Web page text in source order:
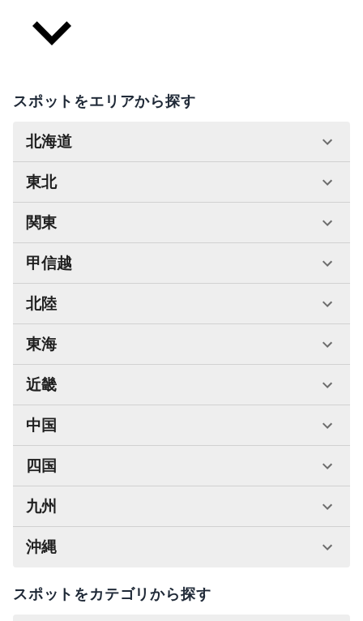
スポットをエリアから探す
北海道
東北
関東
甲信越
北陸
東海
近畿
中国
四国
九州
沖縄
スポットをカテゴリから探す